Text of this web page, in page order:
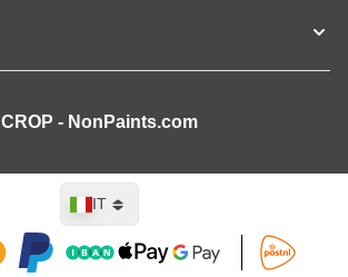
CROP - NonPaints.com
Lingua
IT